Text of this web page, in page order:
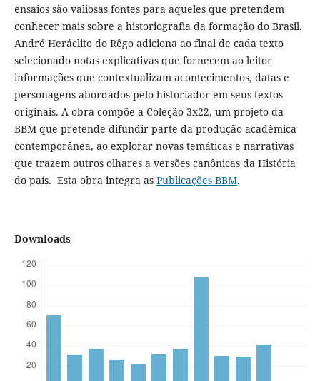
ensaios são valiosas fontes para aqueles que pretendem
conhecer mais sobre a historiografia da formação do Brasil.
André Heráclito do Rêgo adiciona ao final de cada texto
selecionado notas explicativas que fornecem ao leitor
informações que contextualizam acontecimentos, datas e
personagens abordados pelo historiador em seus textos
originais. A obra compõe a Coleção 3x22, um projeto da
BBM que pretende difundir parte da produção acadêmica
contemporânea, ao explorar novas temáticas e narrativas
que trazem outros olhares a versões canônicas da História
do país. Esta obra integra as Publicações BBM.
Downloads